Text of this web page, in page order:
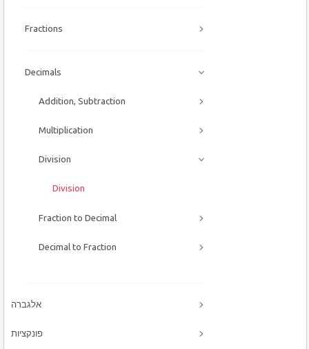
Fractions
Decimals
Addition, Subtraction
Multiplication
Division
Division
Fraction to Decimal
Decimal to Fraction
אלגברה
פונקציות